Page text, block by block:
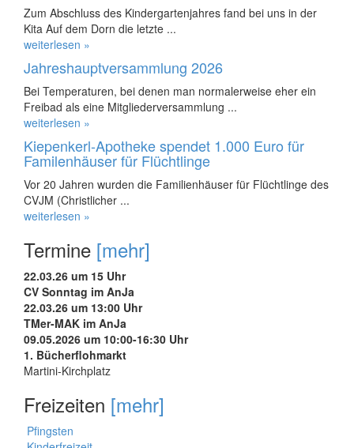
Zum Abschluss des Kindergartenjahres fand bei uns in der
Kita Auf dem Dorn die letzte ...
weiterlesen »
Jahreshauptversammlung 2026
Bei Temperaturen, bei denen man normalerweise eher ein
Freibad als eine Mitgliederversammlung ...
weiterlesen »
Kiepenkerl-Apotheke spendet 1.000 Euro für
Familenhäuser für Flüchtlinge
Vor 20 Jahren wurden die Familienhäuser für Flüchtlinge des
CVJM (Christlicher ...
weiterlesen »
Termine [mehr]
22.03.26 um 15 Uhr
CV Sonntag im AnJa
22.03.26 um 13:00 Uhr
TMer-MAK im AnJa
09.05.2026 um 10:00-16:30 Uhr
1. Bücherflohmarkt
Martini-Kirchplatz
Freizeiten [mehr]
Pfingsten